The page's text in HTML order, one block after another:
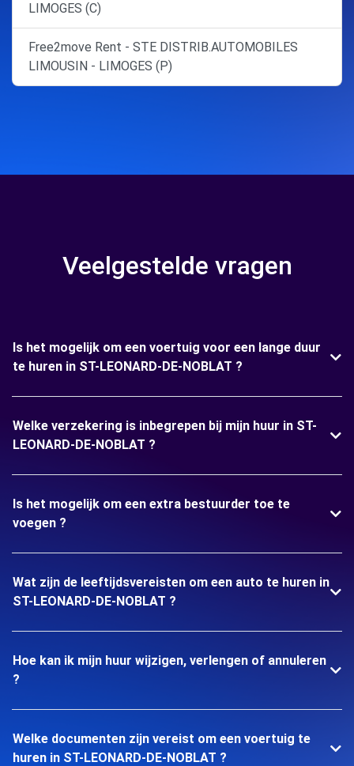
LIMOGES (C)
Free2move Rent - STE DISTRIB.AUTOMOBILES
LIMOUSIN - LIMOGES (P)
Veelgestelde vragen
Is het mogelijk om een voertuig voor een lange duur
te huren in ST-LEONARD-DE-NOBLAT ?
Welke verzekering is inbegrepen bij mijn huur in ST-
LEONARD-DE-NOBLAT ?
Is het mogelijk om een extra bestuurder toe te
voegen ?
Wat zijn de leeftijdsvereisten om een auto te huren in
ST-LEONARD-DE-NOBLAT ?
Hoe kan ik mijn huur wijzigen, verlengen of annuleren
?
Welke documenten zijn vereist om een voertuig te
huren in ST-LEONARD-DE-NOBLAT ?